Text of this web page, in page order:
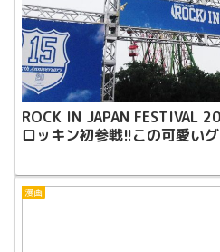
ROCK IN JAPAN FESTIVAL
ロッキン初参戦!!この可愛い
漫画